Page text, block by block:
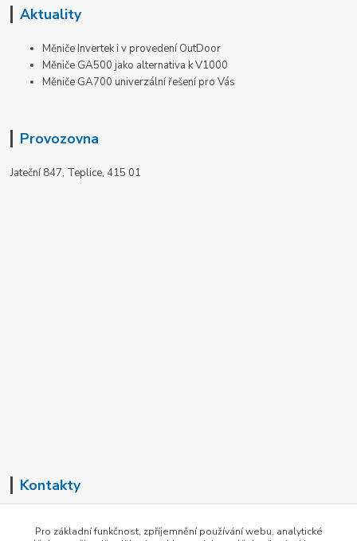
Aktuality
Měniče Invertek i v provedení OutDoor
Měniče GA500 jako alternativa k V1000
Měniče GA700 univerzální řešení pro Vás
Provozovna
Jateční 847, Teplice, 415 01
Kontakty
Pro základní funkčnost, zpříjemnění používání webu, analytické